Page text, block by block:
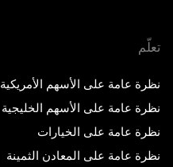
تعلّم
نظرة عامة على الأسهم الأمريكية
نظرة عامة على الأسهم الخليجية
نظرة عامة على الخيارات
نظرة عامة على المعادن الثمينة